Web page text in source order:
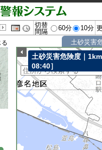
切替
間隔
60分 10分
土砂災害
土砂災害危険度｜
08:40］